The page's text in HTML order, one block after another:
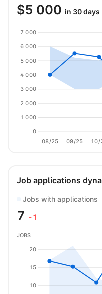
$5 000 in 30 days
08/25 09/25 10/
0
1 000
2 000
3 000
4 000
5 000
6 000
7 000
Job applications
Jobs with applications
7 -1
10
15
20
JOBS